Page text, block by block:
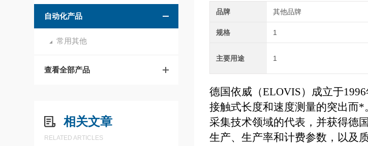
自动化产品
常用其他
查看全部产品
相关文章
RELATED ARTICLES
品牌 其他品牌
规格 1
主要用途 1
德国依威（ELOVIS）成立于1996
接触式长度和速度测量的突出而
采集技术领域的代表，并获得德
生产、生产率和计费参数，以及